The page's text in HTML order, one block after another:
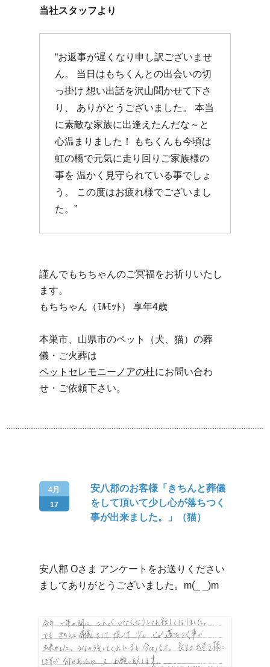
当社スタッフより
“お返事が遅くなり申し訳ございませ
ん。 当日はもちくんとの出会いの切
っ掛け 想い出話を沢山聞かせて下さ
り、 ありがとうございました。 本当
に素敵な家族に出逢えたんだな～と
心温まりました！ もちくんも今頃は
虹の橋で元気に走り回りご家族様の
事を 温かく見守られている事でしょ
う。 この度はお疲れ様でございまし
た。”
謹んでもちちゃんのご冥福をお祈りいたし
ます。
もちちゃん（ﾓﾙﾓｯﾄ） 享年4歳
本巣市、山県市のペット（犬、猫）の葬
儀・ご火葬は
ペットセレモニーノアの杜にお問い合わ
せ・ご依頼下さい。
4月
17
安八郡のお客様「きちんと葬儀
をして頂いて少し心が落ちつく
事が出来ました。」（猫）
安八郡 Oさま アンケートをお送りください
ましてありがとうございました。m(_ _)m